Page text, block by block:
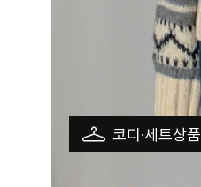
코디·세트상품